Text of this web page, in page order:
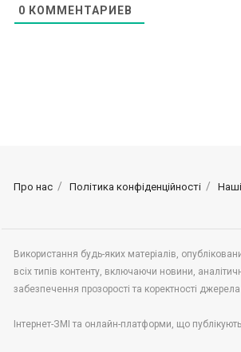
0 КОММЕНТАРИЕВ
Про нас Політика конфіденційності
Використання будь-яких матеріалів,
всіх типів контенту, включаючи новини,
забезпечення прозорості та коректності
Інтернет-ЗМІ та онлайн-платформи, що